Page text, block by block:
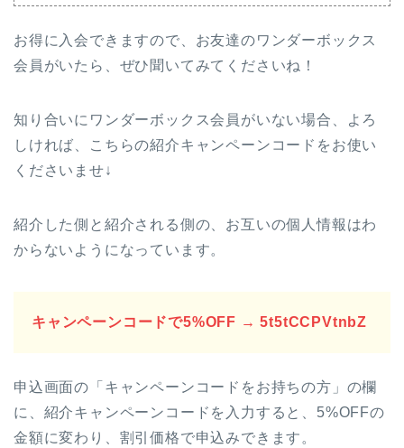
お得に入会できますので、お友達のワンダーボックス
会員がいたら、ぜひ聞いてみてくださいね！
知り合いにワンダーボックス会員がいない場合、よろ
しければ、こちらの紹介キャンペーンコードをお使い
くださいませ↓
紹介した側と紹介される側の、お互いの個人情報はわ
からないようになっています。
キャンペーンコードで5%OFF → 5t5tCCPVtnbZ
申込画面の「キャンペーンコードをお持ちの方」の欄
に、紹介キャンペーンコードを入力すると、5%OFFの
金額に変わり、割引価格で申込みできます。